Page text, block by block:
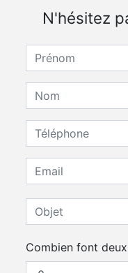
N'hésitez
Combien font